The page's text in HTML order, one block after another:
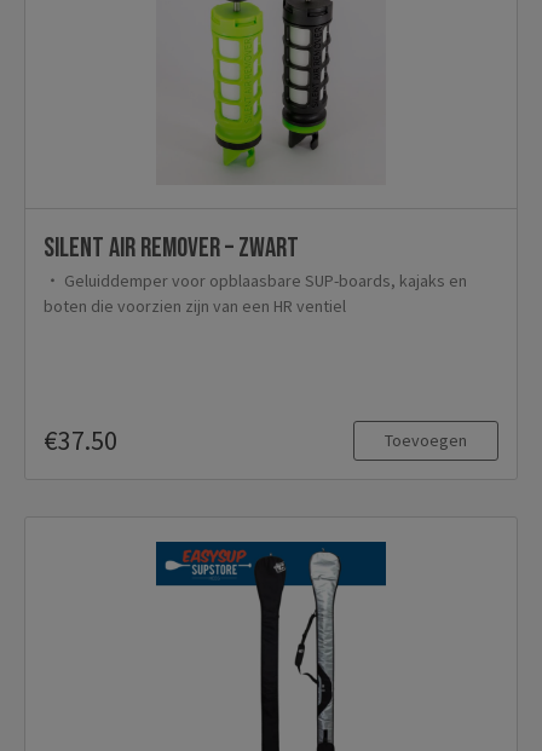
Silent Air Remover – Zwart
Geluiddemper voor opblaasbare SUP-boards, kajaks en
boten die voorzien zijn van een HR ventiel
€37.50 Toevoegen